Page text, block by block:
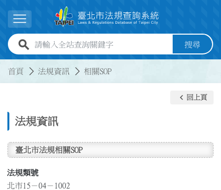
展開選單
全站查詢關鍵字欄位 搜尋
首頁 法規資訊 相關SOP
法規資訊
keyboard_arrow_left 回上頁
臺北市法規相關SOP
法規類號
北市15－04－1002